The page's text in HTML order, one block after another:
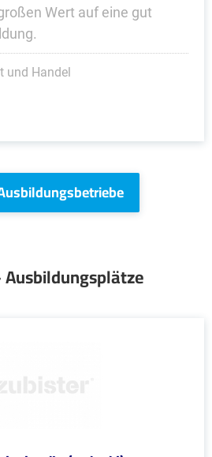
Wert auf eine gut
und Handel
Ausbildungsplätze